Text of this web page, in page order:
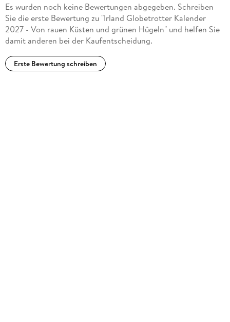
Es wurden noch keine Bewertungen abgegeben. Schreiben
Sie die erste Bewertung zu "Irland Globetrotter Kalender
2027 - Von rauen Küsten und grünen Hügeln" und helfen Sie
damit anderen bei der Kaufentscheidung.
Erste Bewertung schreiben